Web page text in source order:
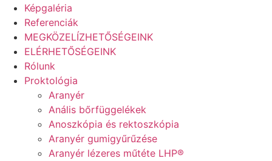
Képgaléria
Referenciák
MEGKÖZELÍZHETŐSÉGEINK
ELÉRHETŐSÉGEINK
Rólunk
Proktológia
Aranyér
Anális bőrfüggelékek
Anoszkópia és rektoszkópia
Aranyér gumigyűrűzése
Aranyér lézeres műtéte LHP®